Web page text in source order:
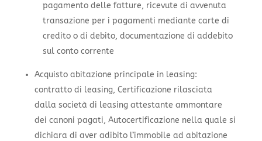
pagamento delle fatture, ricevute di avvenuta
transazione per i pagamenti mediante carte di
credito o di debito, documentazione di addebito
sul conto corrente
Acquisto abitazione principale in leasing:
contratto di leasing, Certificazione rilasciata
dalla società di leasing attestante ammontare
dei canoni pagati, Autocertificazione nella quale si
dichiara di aver adibito l’immobile ad abitazione